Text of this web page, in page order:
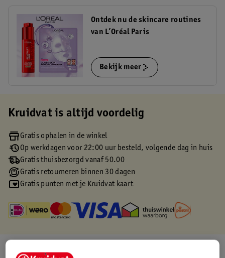
Ontdek nu de skincare routines
van L’Oréal Paris
Bekijk meer
Kruidvat is altijd voordelig
Gratis ophalen in de winkel
Op werkdagen voor 22:00 uur besteld, volgende dag in huis
Gratis thuisbezorgd vanaf 50.00
Gratis retourneren binnen 30 dagen
Gratis punten met je Kruidvat kaart
Over dit product